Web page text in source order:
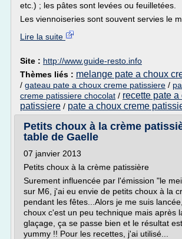
etc.) ; les pâtes sont levées ou feuilletées.
Les viennoiseries sont souvent servies le
Lire la suite
Site : http://www.guide-resto.info
Thèmes liés : melange pate a choux
/ gateau pate a choux creme patissiere /
creme patissiere chocolat / recette pate
patissiere / pate a choux creme
Petits choux à la crème
table de Gaelle
07 janvier 2013
Petits choux à la crème patissière
Surement influencée par l'émission "le
sur M6, j'ai eu envie de petits choux à la
pendant les fêtes...Alors je me suis
choux c'est un peu technique mais après
glaçage, ça se passe bien et le résultat
yummy !! Pour les recettes, j'ai utilisé...